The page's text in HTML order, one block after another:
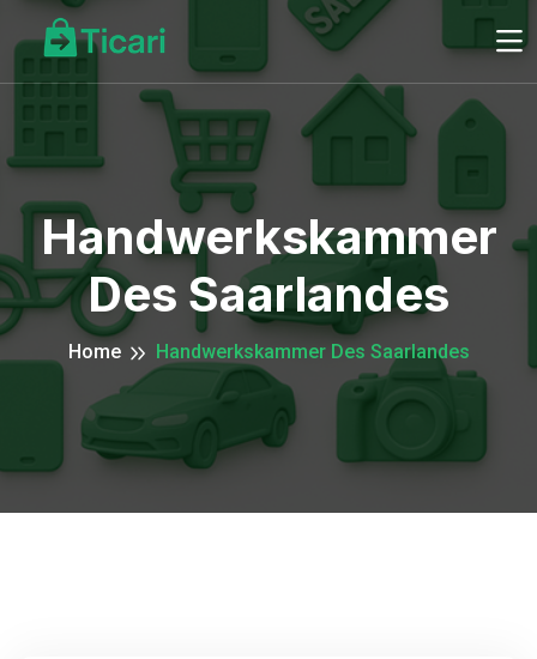
Handwerkskammer
Des Saarlandes
Home Handwerkskammer Des Saarlandes